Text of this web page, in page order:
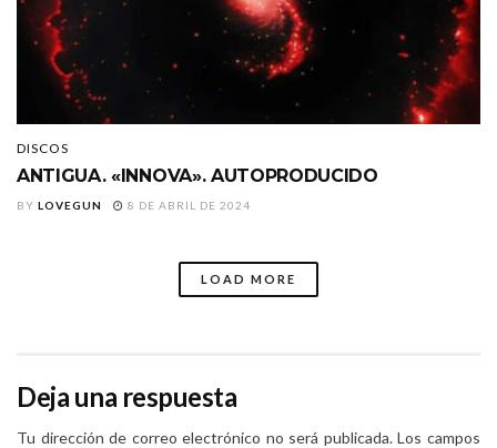
DISCOS
ANTIGUA. «INNOVA». AUTOPRODUCIDO
BY LOVEGUN 8 DE ABRIL DE 2024
LOAD MORE
Deja una respuesta
Tu dirección de correo electrónico no será publicada. Los campos